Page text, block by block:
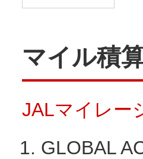
マイル積
JALマイレー
GLOBAL